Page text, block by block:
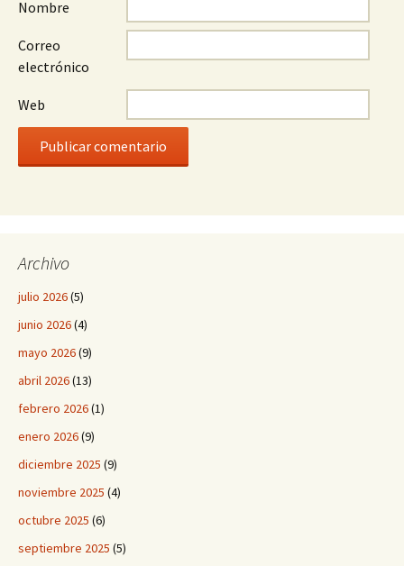
Nombre
Correo
electrónico
Web
Archivo
julio 2026(5)
junio 2026(4)
mayo 2026(9)
abril 2026(13)
febrero 2026(1)
enero 2026(9)
diciembre 2025 (9)
noviembre 2025 (4)
octubre 2025 (6)
septiembre 2025 (5)